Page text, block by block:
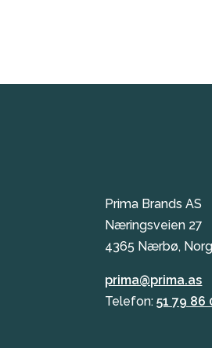
Prima Brands AS
Næringsveien 27
4365 Nærbø,
prima@prima.as
Telefon:51 79 86